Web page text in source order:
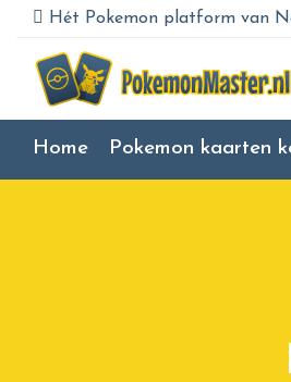
Hét Pokemon platform van
Home Pokemon kaarten